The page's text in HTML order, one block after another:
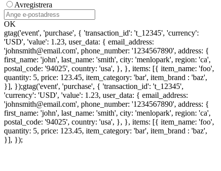
Avregistrera
OK
gtag('event', 'purchase', { 'transaction_id': 't_12345', 'currency':
'USD', 'value': 1.23, user_data: { email_address:
'johnsmith@email.com', phone_number: '1234567890', address: {
first_name: 'john', last_name: 'smith', city: 'menlopark', region: 'ca',
postal_code: '94025', country: 'usa', }, }, items: [{ item_name: 'foo',
quantity: 5, price: 123.45, item_category: 'bar', item_brand : 'baz',
}], });gtag('event', 'purchase', { 'transaction_id': 't_12345',
'currency': 'USD', 'value': 1.23, user_data: { email_address:
'johnsmith@email.com', phone_number: '1234567890', address: {
first_name: 'john', last_name: 'smith', city: 'menlopark', region: 'ca',
postal_code: '94025', country: 'usa', }, }, items: [{ item_name: 'foo',
quantity: 5, price: 123.45, item_category: 'bar', item_brand : 'baz',
}], });